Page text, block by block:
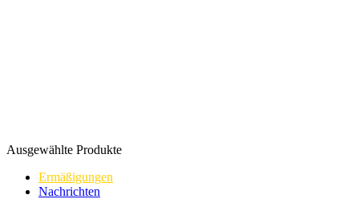
Ausgewählte Produkte
Ermäßigungen
Nachrichten